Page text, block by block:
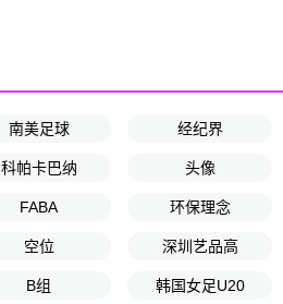
南美足球 经纪界
科帕卡巴纳 头像
FABA 环保理念
空位 深圳艺品高
B组 韩国女足U20